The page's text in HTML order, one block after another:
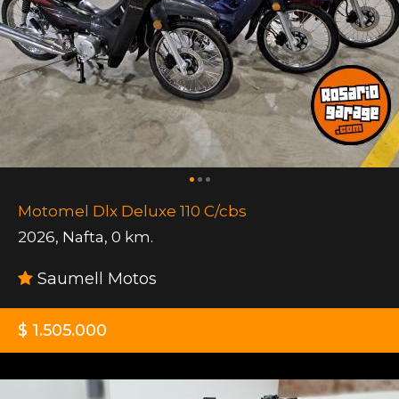
Motomel Dlx Deluxe 110 C/cbs
2026, Nafta, 0 km.
Saumell Motos
$ 1.505.000